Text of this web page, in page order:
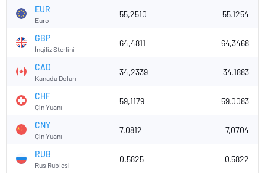
EUR
Euro
55,2510 55,1254
GBP
İngiliz Sterlini
64,4811 64,3468
CAD
Kanada Doları
34,2339 34,1883
CHF
Çin Yuanı
59,1179 59,0083
CNY
Çin Yuanı
7,0812 7,0704
RUB
Rus Rublesi
0,5825 0,5822